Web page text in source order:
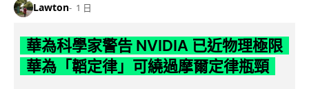
Lawton 1 日
華為科學家警告 NVIDIA 已近物理極限
華為「韜定律」可繞過摩爾定律瓶頸